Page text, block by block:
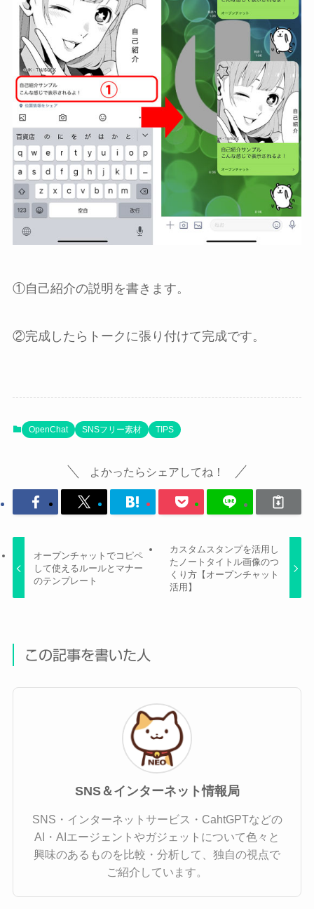
①自己紹介の説明を書きます。
②完成したらトークに張り付けて完成です。
OpenChat SNSフリー素材 TIPS
よかったらシェアしてね！
オープンチャットでコピペ
して使えるルールとマナー
のテンプレート
カスタムスタンプを活用し
たノートタイトル画像のつ
くり方【オープンチャット
活用】
この記事を書いた人
SNS＆インターネット情報局
SNS・インターネットサービス・CahtGPTなどの
AI・AIエージェントやガジェットについて色々と
興味のあるものを比較・分析して、独自の視点で
ご紹介しています。